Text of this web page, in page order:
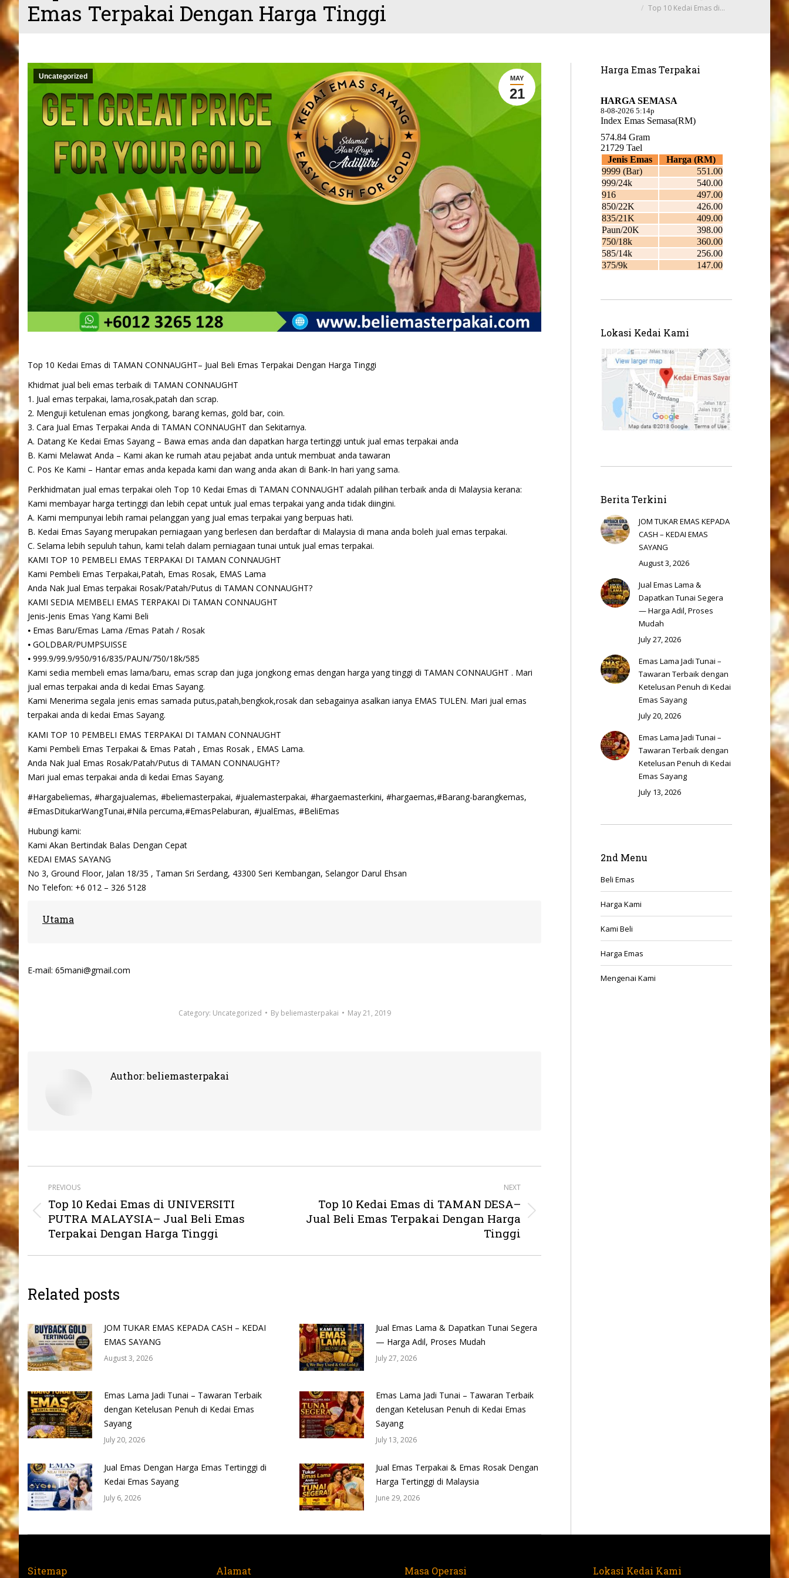
Emas Terpakai Dengan Harga Tinggi
Top 10 Kedai Emas di…
MAY
21
Uncategorized
Top 10 Kedai Emas di TAMAN CONNAUGHT– Jual Beli Emas Terpakai Dengan Harga Tinggi
Khidmat jual beli emas terbaik di TAMAN CONNAUGHT
1. Jual emas terpakai, lama,rosak,patah dan scrap.
2. Menguji ketulenan emas jongkong, barang kemas, gold bar, coin.
3. Cara Jual Emas Terpakai Anda di TAMAN CONNAUGHT dan Sekitarnya.
A. Datang Ke Kedai Emas Sayang – Bawa emas anda dan dapatkan harga tertinggi untuk jual emas terpakai anda
B. Kami Melawat Anda – Kami akan ke rumah atau pejabat anda untuk membuat anda tawaran
C. Pos Ke Kami – Hantar emas anda kepada kami dan wang anda akan di Bank-In hari yang sama.
Perkhidmatan jual emas terpakai oleh Top 10 Kedai Emas di TAMAN CONNAUGHT adalah pilihan terbaik anda di Malaysia kerana:
Kami membayar harga tertinggi dan lebih cepat untuk jual emas terpakai yang anda tidak diingini.
A. Kami mempunyai lebih ramai pelanggan yang jual emas terpakai yang berpuas hati.
B. Kedai Emas Sayang merupakan perniagaan yang berlesen dan berdaftar di Malaysia di mana anda boleh jual emas terpakai.
C. Selama lebih sepuluh tahun, kami telah dalam perniagaan tunai untuk jual emas terpakai.
KAMI TOP 10 PEMBELI EMAS TERPAKAI DI TAMAN CONNAUGHT
Kami Pembeli Emas Terpakai,Patah, Emas Rosak, EMAS Lama
Anda Nak Jual Emas terpakai Rosak/Patah/Putus di TAMAN CONNAUGHT?
KAMI SEDIA MEMBELI EMAS TERPAKAI Di TAMAN CONNAUGHT
Jenis-Jenis Emas Yang Kami Beli
⦁ Emas Baru/Emas Lama /Emas Patah / Rosak
⦁ GOLDBAR/PUMPSUISSE
⦁ 999.9/99.9/950/916/835/PAUN/750/18k/585
Kami sedia membeli emas lama/baru, emas scrap dan juga jongkong emas dengan harga yang tinggi di TAMAN CONNAUGHT . Mari
jual emas terpakai anda di kedai Emas Sayang.
Kami Menerima segala jenis emas samada putus,patah,bengkok,rosak dan sebagainya asalkan ianya EMAS TULEN. Mari jual emas
terpakai anda di kedai Emas Sayang.
KAMI TOP 10 PEMBELI EMAS TERPAKAI DI TAMAN CONNAUGHT
Kami Pembeli Emas Terpakai & Emas Patah , Emas Rosak , EMAS Lama.
Anda Nak Jual Emas Rosak/Patah/Putus di TAMAN CONNAUGHT?
Mari jual emas terpakai anda di kedai Emas Sayang.
#Hargabeliemas, #hargajualemas, #beliemasterpakai, #jualemasterpakai, #hargaemasterkini, #hargaemas,#Barang-barangkemas,
#EmasDitukarWangTunai,#Nila percuma,#EmasPelaburan, #JualEmas, #BeliEmas
Hubungi kami:
Kami Akan Bertindak Balas Dengan Cepat
KEDAI EMAS SAYANG
No 3, Ground Floor, Jalan 18/35 , Taman Sri Serdang, 43300 Seri Kembangan, Selangor Darul Ehsan
No Telefon: +6 012 – 326 5128
Utama
E-mail: 65mani@gmail.com
Category: Uncategorized By beliemasterpakai May 21, 2019
Author:beliemasterpakai
navigation
PREVIOUS
Previous
post:
Top 10 Kedai Emas di UNIVERSITI
PUTRA MALAYSIA– Jual Beli Emas
Terpakai Dengan Harga Tinggi
NEXT
Next
Top 10 Kedai Emas di TAMAN DESA–
Jual Beli Emas Terpakai Dengan Harga
Tinggi
Related posts
JOM TUKAR EMAS KEPADA CASH – KEDAI
EMAS SAYANG
August 3, 2026
Jual Emas Lama & Dapatkan Tunai Segera
— Harga Adil, Proses Mudah
July 27, 2026
Emas Lama Jadi Tunai – Tawaran Terbaik
dengan Ketelusan Penuh di Kedai Emas
Sayang
July 20, 2026
Emas Lama Jadi Tunai – Tawaran Terbaik
dengan Ketelusan Penuh di Kedai Emas
Sayang
July 13, 2026
Jual Emas Dengan Harga Emas Tertinggi di
Kedai Emas Sayang
July 6, 2026
Jual Emas Terpakai & Emas Rosak Dengan
Harga Tertinggi di Malaysia
June 29, 2026
Harga Emas Terpakai
Lokasi Kedai Kami
Berita Terkini
JOM TUKAR EMAS KEPADA
CASH – KEDAI EMAS
SAYANG
August 3, 2026
Jual Emas Lama &
Dapatkan Tunai Segera
— Harga Adil, Proses
Mudah
July 27, 2026
Emas Lama Jadi Tunai –
Tawaran Terbaik dengan
Ketelusan Penuh di Kedai
Emas Sayang
July 20, 2026
Emas Lama Jadi Tunai –
Tawaran Terbaik dengan
Ketelusan Penuh di Kedai
Emas Sayang
July 13, 2026
2nd Menu
Beli Emas
Harga Kami
Kami Beli
Harga Emas
Mengenai Kami
Sitemap Alamat Masa Operasi Lokasi Kedai Kami